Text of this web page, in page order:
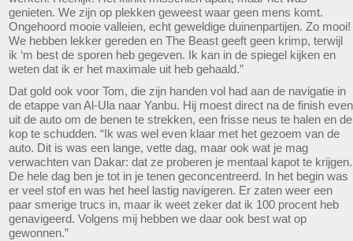
genieten. We zijn op plekken geweest waar geen mens komt.
Ongehoord mooie valleien, echt geweldige duinenpartijen. Zo mooi!
We hebben lekker gereden en The Beast geeft geen krimp, terwijl
ik ‘m best de sporen heb gegeven. Ik kan in de spiegel kijken en
weten dat ik er het maximale uit heb gehaald.”
Dat gold ook voor Tom, die zijn handen vol had aan de navigatie in
de etappe van Al-Ula naar Yanbu. Hij moest direct na de finish even
uit de auto om de benen te strekken, een frisse neus te halen en de
kop te schudden. “Ik was wel even klaar met het gezoem van de
auto. Dit is was een lange, vette dag, maar ook wat je mag
verwachten van Dakar: dat ze proberen je mentaal kapot te krijgen.
De hele dag ben je tot in je tenen geconcentreerd. In het begin was
er veel stof en was het heel lastig navigeren. Er zaten weer een
paar smerige trucs in, maar ik weet zeker dat ik 100 procent heb
genavigeerd. Volgens mij hebben we daar ook best wat op
gewonnen.”